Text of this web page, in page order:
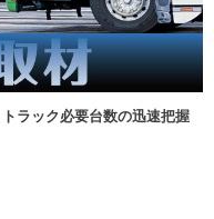
ラック必要台数の迅速把握